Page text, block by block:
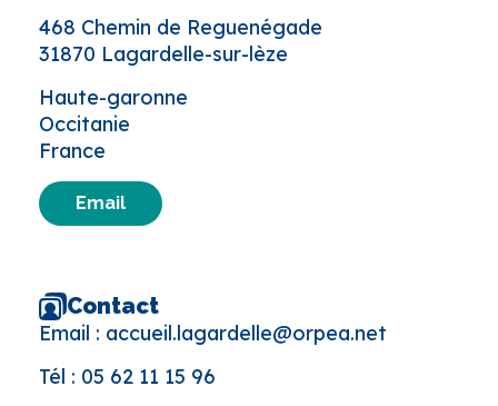
468 Chemin de Reguenégade
31870 Lagardelle-sur-lèze
Haute-garonne
Occitanie
France
Email
Contact
Email : accueil.lagardelle@orpea.net
Tél : 05 62 11 15 96